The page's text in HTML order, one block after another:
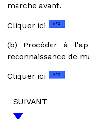
marche avant.
Cliquer ici
(b) Procéder à
reconnaissance de
Cliquer ici
SUIVANT